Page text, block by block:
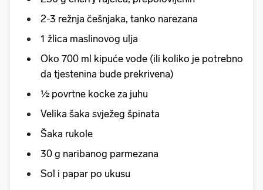
2-3 režnja češnjaka, tanko narezana
1 žlica maslinovog ulja
Oko 700 ml kipuće vode (ili koliko je potrebno
da tjestenina bude prekrivena)
½ povrtne kocke za juhu
Velika šaka svježeg špinata
Šaka rukole
30 g naribanog parmezana
Sol i papar po ukusu